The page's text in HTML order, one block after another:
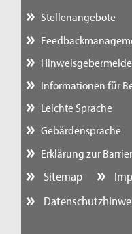
Stellenangebote
Informationen für
Leichte Sprache
Gebärdensprache
Erklärung zur
Sitemap